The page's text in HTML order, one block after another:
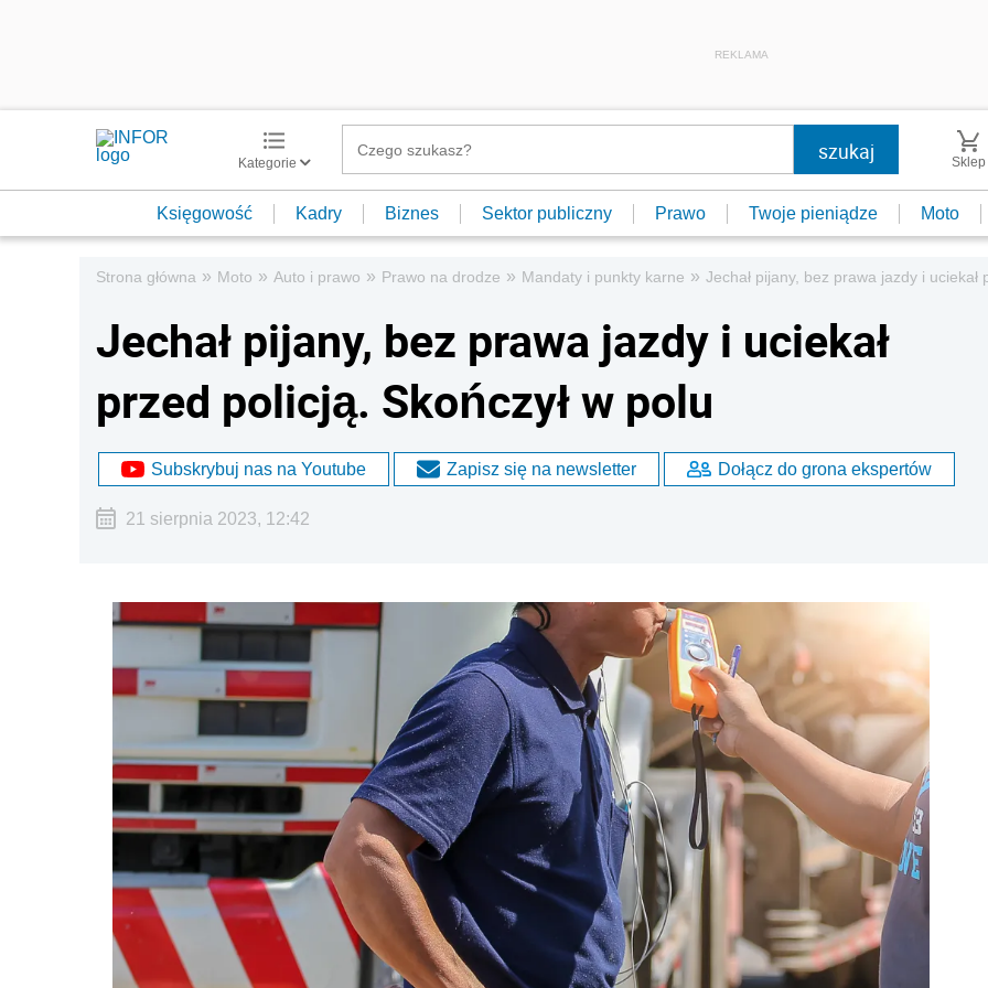
REKLAMA
Kategorie Sklep
Księgowość Kadry Biznes Sektor publiczny Prawo Twoje pieniądze Moto
Strona główna » Moto » Auto i prawo » Prawo na drodze » Mandaty i punkty karne » Jechał pijany, bez prawa jazdy i uciekał
Jechał pijany, bez prawa jazdy i uciekał
przed policją. Skończył w polu
Subskrybuj nas na Youtube Zapisz się na newsletter Dołącz do grona ekspertów
21 sierpnia 2023, 12:42